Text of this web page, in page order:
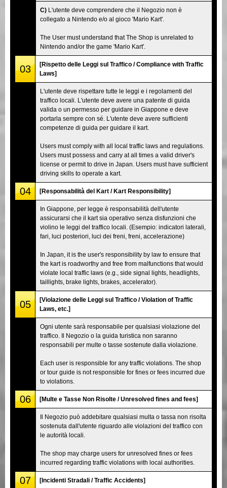
C) L'utente deve comprendere che il Negozio non è
collegato a Nintendo e/o al gioco 'Mario Kart'.
The User must understand that The Shop is unrelated to
Nintendo and/or the game 'Mario Kart'.
03
[Rispetto delle Leggi sul Traffico / Compliance with Traffic
Laws]
L'utente deve rispettare tutte le leggi e i regolamenti del
traffico locali. L'utente deve avere una patente di guida
valida o un permesso per guidare in Giappone e deve
portarla sempre con sé. L'utente deve avere sufficienti
competenze di guida per guidare il kart.
Users must comply with all local traffic laws and regulations.
Users must possess and carry at all times a valid driver's
license or permit to drive in Japan. Users must have sufficient
driving skills to operate a kart.
04 [Responsabilità del Kart / Kart Responsibility]
In Giappone, per legge è responsabilità dell'utente
assicurarsi che il kart sia operativo senza disfunzioni che
violino le leggi del traffico locali. (Esempio: indicatori laterali,
fari, luci posteriori, luci dei freni, freni, accelerazione)
In Japan, it is the user's responsibility by law to ensure that
the kart is roadworthy and free from malfunctions that would
violate local traffic laws (e.g., side signal lights, headlights,
taillights, brake lights, brakes, accelerator).
05
[Violazione delle Leggi sul Traffico / Violation of Traffic
Laws, etc.]
Ogni utente sarà responsabile per qualsiasi violazione del
traffico. Il Negozio o la guida turistica non saranno
responsabili per multe o tasse sostenute dalla violazione.
Each user is responsible for any traffic violations. The shop
or tour guide is not responsible for fines or fees incurred due
to violations.
06 [Multe e Tasse Non Risolte / Unresolved fines and fees]
Il Negozio può addebitare qualsiasi multa o tassa non risolta
sostenuta dall'utente riguardo alle violazioni del traffico con
le autorità locali.
The shop may charge users for unresolved fines or fees
incurred regarding traffic violations with local authorities.
07 [Incidenti Stradali / Traffic Accidents]